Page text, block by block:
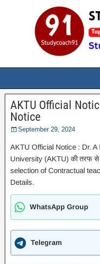
AKTU Official
Notice
September 29, 2024
AKTU Official Notice : Dr.
University (AKTU) की तरफ से
selection of Contractual
Details.
WhatsApp Group
Telegram